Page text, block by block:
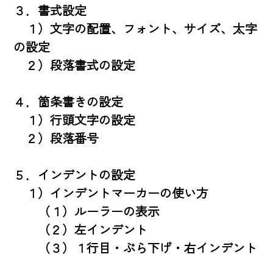
３．書式設定
１）文字の配置、フォント、サイズ、太字
の設定
２）段落書式の設定
４．箇条書きの設定
１）行頭文字の設定
２）段落番号
５．インデントの設定
１）インデントマーカーの使い方
（１）ルーラーの表示
（２）左インデント
（３）１行目・ぶら下げ・右インデント